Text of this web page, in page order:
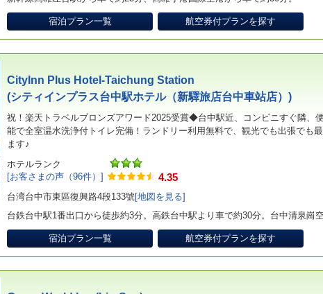
宿泊プラン一覧 航空券付プランを探す
CityInn Plus Hotel-Taichung Station
(シティインプラス台中駅ホテル（新驛旅店台中車站店）)
祝！楽天トラベルブロンズアワード2025受賞◆台中駅近、コンビニすぐ隣、
能で全室温水洗浄付トイレ完備！ランドリー利用無料で、観光でも出張でも
ます♪
ホテルランク
[お客さまの声（96件）]
4.35
台湾台中市東區復興路4段133號[地図を見る]
台鉄台中駅1番出口から徒歩約3分。高鉄台中駅より車で約30分。台中清泉崗
宿泊プラン一覧 航空券付プランを探す